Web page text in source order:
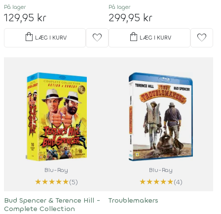
På lager
129,95 kr
shopping_bag LÆG I KURV favorite
På lager
299,95 kr
shopping_bag LÆG I KURV favorite
Blu-Ray
★★★★★(5)
Bud Spencer & Terence Hill -
Complete Collection
Blu-Ray
★★★★★(4)
Troublemakers